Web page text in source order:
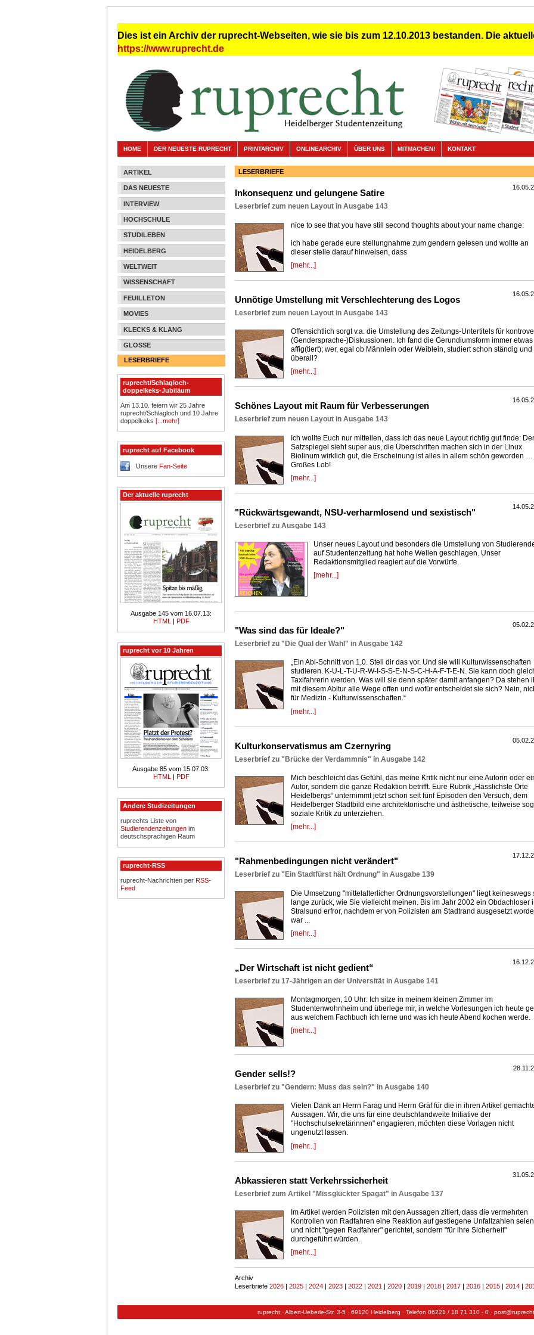
Dies ist ein Archiv der ruprecht-Webseiten, wie sie bis zum 12.10.2013 bestanden. Die
https://www.ruprecht.de
HOME DER NEUESTE RUPRECHT PRINTARCHIV ONLINEARCHIV ÜBER UNS MITMACHEN! KONTAKT
ARTIKEL
DAS NEUESTE
INTERVIEW
HOCHSCHULE
STUDILEBEN
HEIDELBERG
WELTWEIT
WISSENSCHAFT
FEUILLETON
MOVIES
KLECKS & KLANG
GLOSSE
LESERBRIEFE
ruprecht/Schlagloch-
doppelkeks-Jubiläum
Am 13.10. feiern wir 25 Jahre
ruprecht/Schlagloch und 10 Jahre
doppelkeks[...mehr]
ruprecht auf Facebook
UnsereFan-Seite
Der aktuelle ruprecht
Ausgabe 145 vom 16.07.13:
HTML
| PDF
ruprecht vor 10 Jahren
Ausgabe 85 vom 15.07.03:
HTML
| PDF
Andere Studizeitungen
ruprechts Liste von
Studierendenzeitungen im
deutschsprachigen Raum
ruprecht-RSS
ruprecht-Nachrichten perRSS-
Feed
LESERBRIEFE
Inkonsequenz und gelungene Satire
Leserbrief zum neuen Layout in Ausgabe 143
nice to see that you have still second thoughts about your name change:
ich habe gerade eure stellungnahme zum gendern gelesen und wollte an
dieser stelle darauf hinweisen, dass
[mehr...]
Unnötige Umstellung mit Verschlechterung des Logos
Leserbrief zum neuen Layout in Ausgabe 143
Offensichtlich sorgt v.a. die Umstellung des Zeitungs-Untertitels für
(Gendersprache-)Diskussionen. Ich fand die Gerundiumsform immer etwas
affig(tiert); wer, egal ob Männlein oder Weiblein, studiert schon ständig und
überall?
[mehr...]
Schönes Layout mit Raum für Verbesserungen
Leserbrief zum neuen Layout in Ausgabe 143
Ich wollte Euch nur mitteilen, dass ich das neue Layout richtig gut finde: Der
Satzspiegel sieht super aus, die Überschriften machen sich in der Linux
Biolinum wirklich gut, die Erscheinung ist alles in allem schön geworden …
Großes Lob!
[mehr...]
"Rückwärtsgewandt, NSU-verharmlosend und sexistisch"
Leserbrief zu Ausgabe 143
Unser neues Layout und besonders die Umstellung von
auf Studentenzeitung hat hohe Wellen geschlagen. Unser
Redaktionsmitglied reagiert auf die Vorwürfe.
[mehr...]
"Was sind das für Ideale?"
Leserbrief zu "Die Qual der Wahl" in Ausgabe 142
„Ein Abi-Schnitt von 1,0. Stell dir das vor. Und sie will Kulturwissenschaften
studieren. K-U-L-T-U-R-W-I-S-S-E-N-S-C-H-A-F-T-E-N. Sie kann doch
Taxifahrerin werden. Was will sie denn später damit anfangen? Da stehen
mit diesem Abitur alle Wege offen und wofür entscheidet sie sich? Nein,
für Medizin - Kulturwissenschaften.“
[mehr...]
Kulturkonservatismus am Czernyring
Leserbrief zu "Brücke der Verdammnis" in Ausgabe 142
Mich beschleicht das Gefühl, das meine Kritik nicht nur eine Autorin oder
Autor, sondern die ganze Redaktion betrifft. Eure Rubrik „Hässlichste Orte
Heidelbergs“ unternimmt jetzt schon seit fünf Episoden den Versuch, dem
Heidelberger Stadtbild eine architektonische und ästhetische, teilweise
soziale Kritik zu unterziehen.
[mehr...]
"Rahmenbedingungen nicht verändert"
Leserbrief zu "Ein Stadtfürst hält Ordnung" in Ausgabe 139
Die Umsetzung "mittelalterlicher Ordnungsvorstellungen" liegt keineswegs
lange zurück, wie Sie vielleicht meinen. Bis im Jahr 2002 ein Obdachloser
Stralsund erfror, nachdem er von Polizisten am Stadtrand ausgesetzt
war ...
[mehr...]
„Der Wirtschaft ist nicht gedient“
Leserbrief zu 17-Jährigen an der Universität in Ausgabe 141
Montagmorgen, 10 Uhr: Ich sitze in meinem kleinen Zimmer im
Studentenwohnheim und überlege mir, in welche Vorlesungen ich heute
aus welchem Fachbuch ich lerne und was ich heute Abend kochen werde.
[mehr...]
Gender sells!?
Leserbrief zu "Gendern: Muss das sein?" in Ausgabe 140
Vielen Dank an Herrn Farag und Herrn Gräf für die in ihren Artikel
Aussagen. Wir, die uns für eine deutschlandweite Initiative der
"Hochschulsekretärinnen" engagieren, möchten diese Vorlagen nicht
ungenutzt lassen.
[mehr...]
Abkassieren statt Verkehrssicherheit
Leserbrief zum Artikel "Missglückter Spagat" in Ausgabe 137
Im Artikel werden Polizisten mit den Aussagen zitiert, dass die vermehrten
Kontrollen von Radfahren eine Reaktion auf gestiegene Unfallzahlen seien
und nicht "gegen Radfahrer" gerichtet, sondern "für ihre Sicherheit"
durchgeführt würden.
[mehr...]
Archiv
Leserbriefe 2026 2025 2024 2023 2022 2021 2020 2019 2018 2017 2016 2015 2014
ruprecht · Albert-Ueberle-Str. 3-5 · 69120 Heidelberg · Telefon 06221 / 18 71 310 - 0 ·